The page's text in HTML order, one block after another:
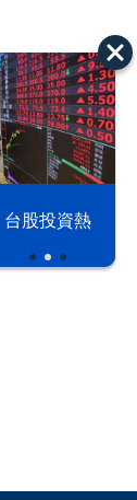
台股投資熱